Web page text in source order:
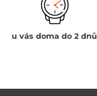
u vás doma do 2 dnů